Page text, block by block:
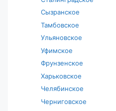
Сызранское
Тамбовское
Ульяновское
Уфимское
Фрунзенское
Харьковское
Челябинское
Черниговское